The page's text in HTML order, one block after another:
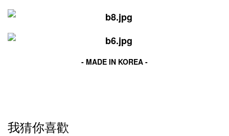
- MADE IN KOREA -
我猜你喜歡